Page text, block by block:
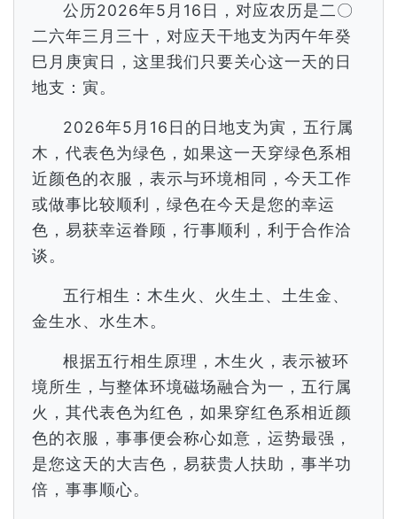
公历2026年5月16日，对应农历是二〇
二六年三月三十，对应天干地支为丙午年癸
巳月庚寅日，这里我们只要关心这一天的日
地支：寅。
2026年5月16日的日地支为寅，五行属
木，代表色为绿色，如果这一天穿绿色系相
近颜色的衣服，表示与环境相同，今天工作
或做事比较顺利，绿色在今天是您的幸运
色，易获幸运眷顾，行事顺利，利于合作洽
谈。
五行相生：木生火、火生土、土生金、
金生水、水生木。
根据五行相生原理，木生火，表示被环
境所生，与整体环境磁场融合为一，五行属
火，其代表色为红色，如果穿红色系相近颜
色的衣服，事事便会称心如意，运势最强，
是您这天的大吉色，易获贵人扶助，事半功
倍，事事顺心。